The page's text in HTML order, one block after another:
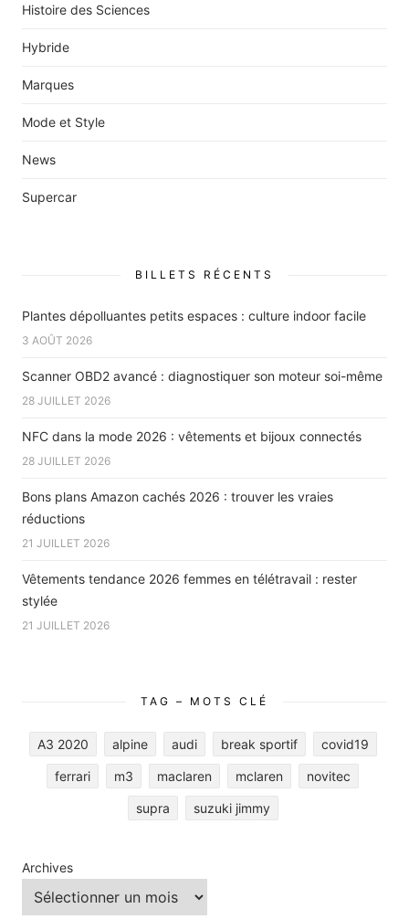
Histoire des Sciences
Hybride
Marques
Mode et Style
News
Supercar
BILLETS RÉCENTS
Plantes dépolluantes petits espaces : culture indoor facile
3 AOÛT 2026
Scanner OBD2 avancé : diagnostiquer son moteur soi-même
28 JUILLET 2026
NFC dans la mode 2026 : vêtements et bijoux connectés
28 JUILLET 2026
Bons plans Amazon cachés 2026 : trouver les vraies
réductions
21 JUILLET 2026
Vêtements tendance 2026 femmes en télétravail : rester
stylée
21 JUILLET 2026
TAG – MOTS CLÉ
A3 2020 alpine audi break sportif covid19
ferrari m3 maclaren mclaren novitec
supra suzuki jimmy
Archives